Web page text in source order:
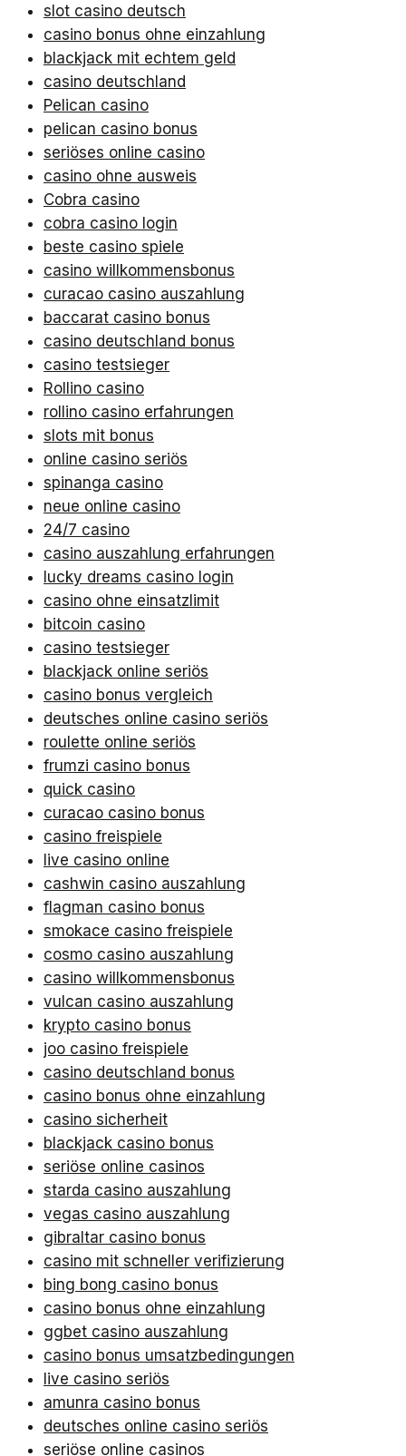
slot casino deutsch
casino bonus ohne einzahlung
blackjack mit echtem geld
casino deutschland
Pelican casino
pelican casino bonus
seriöses online casino
casino ohne ausweis
Cobra casino
cobra casino login
beste casino spiele
casino willkommensbonus
curacao casino auszahlung
baccarat casino bonus
casino deutschland bonus
casino testsieger
Rollino casino
rollino casino erfahrungen
slots mit bonus
online casino seriös
spinanga casino
neue online casino
24/7 casino
casino auszahlung erfahrungen
lucky dreams casino login
casino ohne einsatzlimit
bitcoin casino
casino testsieger
blackjack online seriös
casino bonus vergleich
deutsches online casino seriös
roulette online seriös
frumzi casino bonus
quick casino
curacao casino bonus
casino freispiele
live casino online
cashwin casino auszahlung
flagman casino bonus
smokace casino freispiele
cosmo casino auszahlung
casino willkommensbonus
vulcan casino auszahlung
krypto casino bonus
joo casino freispiele
casino deutschland bonus
casino bonus ohne einzahlung
casino sicherheit
blackjack casino bonus
seriöse online casinos
starda casino auszahlung
vegas casino auszahlung
gibraltar casino bonus
casino mit schneller verifizierung
bing bong casino bonus
casino bonus ohne einzahlung
ggbet casino auszahlung
casino bonus umsatzbedingungen
live casino seriös
amunra casino bonus
deutsches online casino seriös
seriöse online casinos